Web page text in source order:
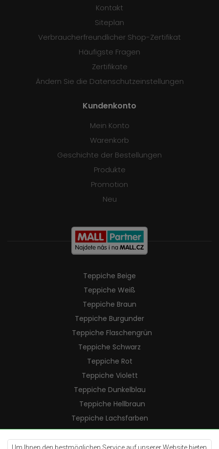
Kontakt
Siteplan
Verbraucherfreundlicher Shop-Zertifikat
Häufigste Fragen
Zertifikate
Ändern Sie die Datenschutzeinstellungen
Kundenkonto
Mein Konto
Warenkorb
Geschichte der Bestellungen
Produkte
Promotion
Neu
Teppiche Beige
Teppiche Weiß
Teppiche Braun
Teppiche Burgunder
Teppiche Flaschengrün
Teppiche Schwarz
Teppiche Rot
Teppiche Violett
Teppiche Dunkelblau
Teppiche Hellbraun
Teppiche Lachsfarben
Teppiche Cremefarben
Teppiche Lilac